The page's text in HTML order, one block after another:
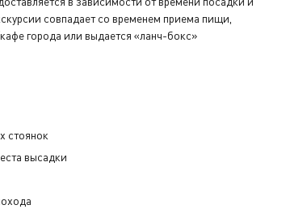
совпадает со временем приема пищи,
города или выдается «ланч-бокс»
стоянок
высадки